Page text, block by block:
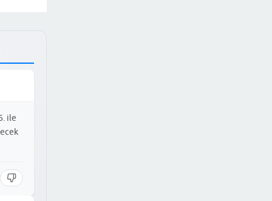
ile